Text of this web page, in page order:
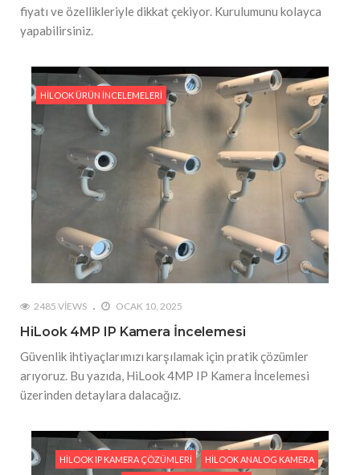
fiyatı ve özellikleriyle dikkat çekiyor. Kurulumunu kolayca
yapabilirsiniz.
HILOOK ÜRÜN İNCELEMELERI
2485 VIEWS OCAK 10, 2025
HiLook 4MP IP Kamera İncelemesi
Güvenlik ihtiyaçlarımızı karşılamak için pratik çözümler
arıyoruz. Bu yazıda, HiLook 4MP IP Kamera İncelemesi
üzerinden detaylara dalacağız.
HILOOK IP KAMERA ÇÖZÜMLERI HILOOK ANALOG KAMERA